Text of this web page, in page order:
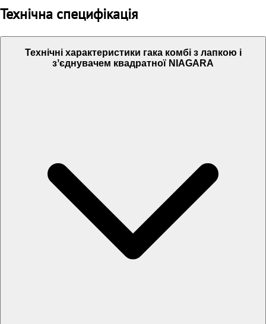
Технічна специфікація
Технічні характеристики гака комбі з лапкою і
зʼєднувачем квадратної NIAGARA